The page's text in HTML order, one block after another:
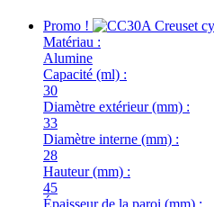
Promo !
Matériau :
Alumine
Capacité (ml) :
30
Diamètre extérieur (mm) :
33
Diamètre interne (mm) :
28
Hauteur (mm) :
45
Épaisseur de la paroi (mm) :